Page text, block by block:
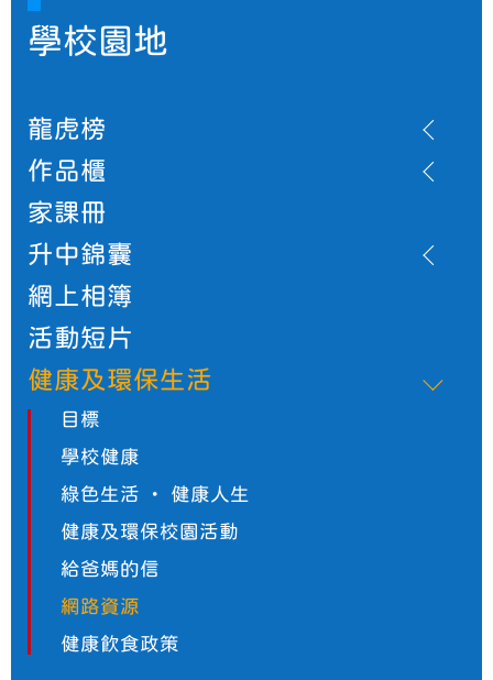
學校園地
龍虎榜
作品櫃
家課冊
升中錦囊
網上相簿
活動短片
健康及環保生活
目標
學校健康
綠色生活 ・ 健康人生
健康及環保校園活動
給爸媽的信
網路資源
健康飲食政策